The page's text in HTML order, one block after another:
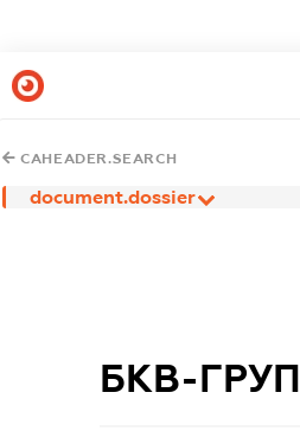
CAHEADER.SEARCH
document.dossier
БКВ-ГРУП